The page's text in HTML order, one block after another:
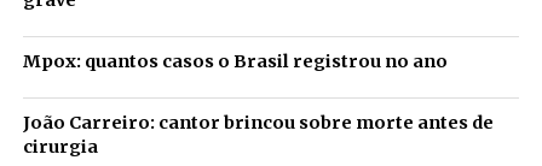
Mpox: quantos casos o Brasil registrou no ano
João Carreiro: cantor brincou sobre morte antes de
cirurgia